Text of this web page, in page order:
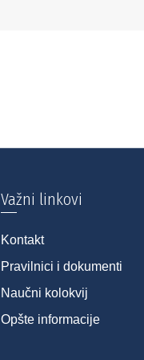
Važni linkovi
Kontakt
Pravilnici i dokumenti
Naučni kolokvij
Opšte informacije